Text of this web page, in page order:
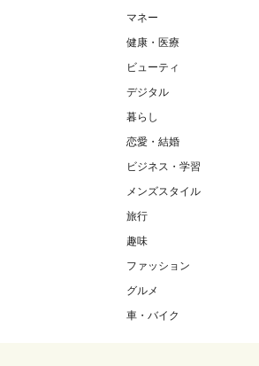
マネー
健康・医療
ビューティ
デジタル
暮らし
恋愛・結婚
ビジネス・学習
メンズスタイル
旅行
趣味
ファッション
グルメ
車・バイク